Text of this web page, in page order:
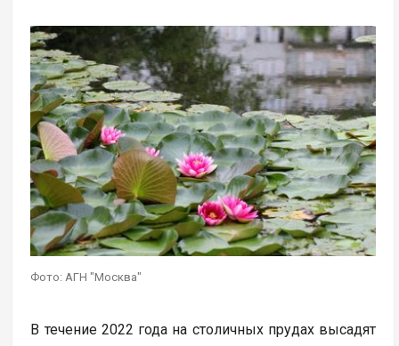
Фото: АГН "Москва"
В течение 2022 года на столичных прудах высадят